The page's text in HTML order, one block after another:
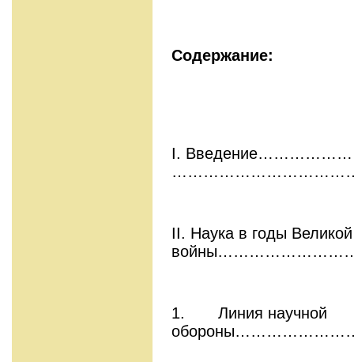
Содержание:
I.
II. Наука в годы
1. Линия научной